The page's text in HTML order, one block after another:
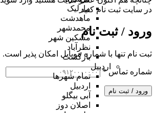
در سایت ثبت نام کنید
ورود / ثبت نام
ثبت نام تنها با شماره موبایل امکان پذیر است.
شماره تماس*
ورود / ثبت نام
مارلیک
ماهدشت
محمدشهر
مشکین شهر
نظرآباد
بازگشت
اردبیل
تمام شهر‌ها
اردبیل
آبی بیگلو
اصلان دوز